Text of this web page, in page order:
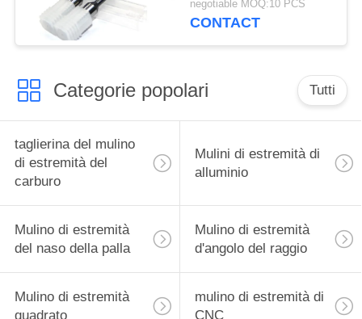
carburo di tungsteno T
negotiable MOQ:10 PCS
CONTACT
Categorie popolari Tutti
taglierina del mulino
di estremità del
carburo
Mulini di estremità di
alluminio
Mulino di estremità
del naso della palla
Mulino di estremità
d'angolo del raggio
Mulino di estremità
quadrato
mulino di estremità di
CNC